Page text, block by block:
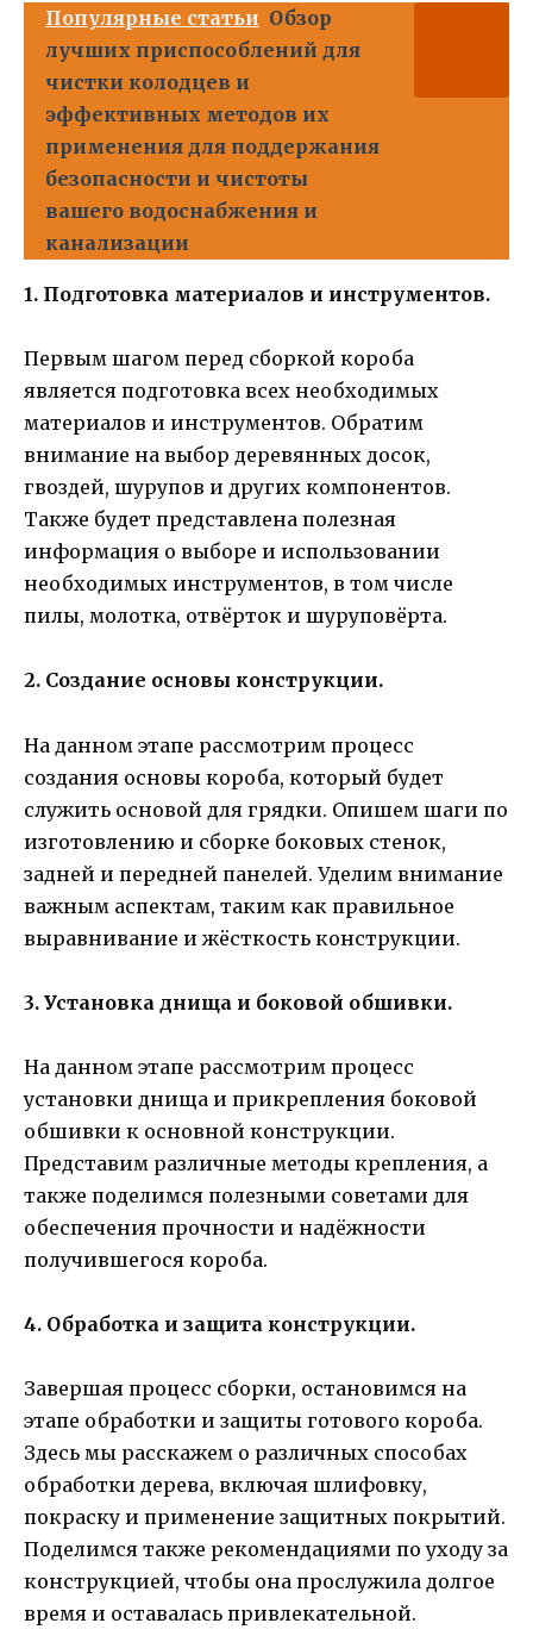
Популярные статьи Обзор
лучших приспособлений для
чистки колодцев и
эффективных методов их
применения для поддержания
безопасности и чистоты
вашего водоснабжения и
канализации
1. Подготовка материалов и инструментов.
Первым шагом перед сборкой короба
является подготовка всех необходимых
материалов и инструментов. Обратим
внимание на выбор деревянных досок,
гвоздей, шурупов и других компонентов.
Также будет представлена полезная
информация о выборе и использовании
необходимых инструментов, в том числе
пилы, молотка, отвёрток и шуруповёрта.
2. Создание основы конструкции.
На данном этапе рассмотрим процесс
создания основы короба, который будет
служить основой для грядки. Опишем шаги по
изготовлению и сборке боковых стенок,
задней и передней панелей. Уделим внимание
важным аспектам, таким как правильное
выравнивание и жёсткость конструкции.
3. Установка днища и боковой обшивки.
На данном этапе рассмотрим процесс
установки днища и прикрепления боковой
обшивки к основной конструкции.
Представим различные методы крепления, а
также поделимся полезными советами для
обеспечения прочности и надёжности
получившегося короба.
4. Обработка и защита конструкции.
Завершая процесс сборки, остановимся на
этапе обработки и защиты готового короба.
Здесь мы расскажем о различных способах
обработки дерева, включая шлифовку,
покраску и применение защитных покрытий.
Поделимся также рекомендациями по уходу за
конструкцией, чтобы она прослужила долгое
время и оставалась привлекательной.